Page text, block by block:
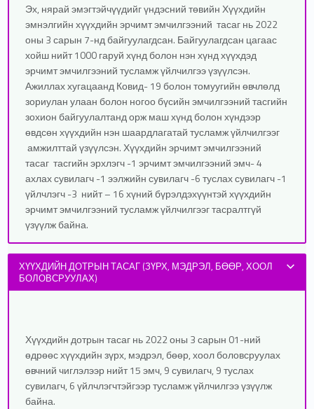
Эх, нярай эмэгтэйчүүдийг үндэсний төвийн Хүүхдийн
эмнэлгийн хүүхдийн эрчимт эмчилгээний тасаг нь 2022
оны 3 сарын 7-нд байгуулагдсан. Байгуулагдсан цагаас
хойш нийт 1000 гаруй хүнд болон нэн хүнд хүүхдэд
эрчимт эмчилгээний тусламж үйлчилгээ үзүүлсэн.
Ажиллах хугацаанд Ковид- 19 болон томуугийн өвчлөлд
зориулан улаан болон ногоо бүсийн эмчилгээний тасгийн
зохион байгуулалтанд орж маш хүнд болон хүндээр
өвдсөн хүүхдийн нэн шаардлагатай тусламж үйлчилгээг
амжилттай үзүүлсэн. Хүүхдийн эрчимт эмчилгээний
тасаг тасгийн эрхлэгч -1 эрчимт эмчилгээний эмч- 4
ахлах сувилагч -1 ээлжийн сувилагч -6 туслах сувилагч -1
үйлчлэгч -3 нийт – 16 хүний бүрэлдэхүүнтэй хүүхдийн
эрчимт эмчилгээний тусламж үйлчилгээг тасралтгүй
үзүүлж байна.
ХҮҮХДИЙН ДОТРЫН ТАСАГ (ЗҮРХ, МЭДРЭЛ, БӨӨР, ХООЛ
БОЛОВСРУУЛАХ)
Хүүхдийн дотрын тасаг нь 2022 оны 3 сарын 01-ний
өдрөөс хүүхдийн зүрх, мэдрэл, бөөр, хоол боловсруулах
өвчний чиглэлээр нийт 15 эмч, 9 сувилагч, 9 туслах
сувилагч, 6 үйлчлэгчтэйгээр тусламж үйлчилгээ үзүүлж
байна.